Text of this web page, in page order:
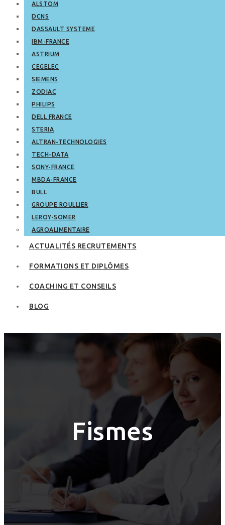
ALSTOM
DCNS
DASSAULT SYSTEME
IBM-FRANCE
ASTRIUM
CEGELEC
SIEMENS
ZODIAC
PHILIPS
DELL FRANCE
STERIA
ALTRAN-TECHNOLOGIES
TECH-DATA
SONY-FRANCE
MBDA-FRANCE
BULL
GROUPE ROULLIER
LEROY-SOMER
AGROALIMENTAIRE
ACTUALITÉS RECRUTEMENTS
FORMATIONS ET DIPLÔMES
COACHING ET CONSEILS
BLOG
Fismes